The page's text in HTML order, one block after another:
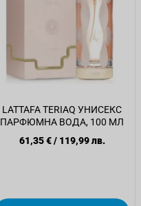
LATTAFA TERIAQ УНИСЕКС
ПАРФЮМНА ВОДА, 100 МЛ
61,35 €/ 119,99 лв.